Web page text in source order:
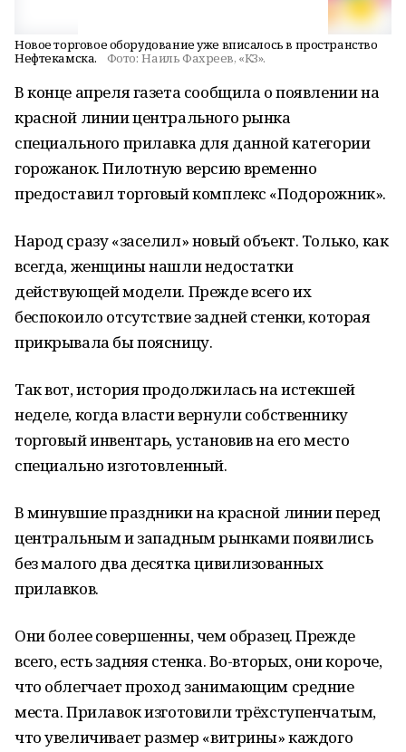
Новое торговое оборудование уже вписалось в пространство
Нефтекамска.
Фото: Наиль Фахреев, «КЗ».
В конце апреля газета сообщила о появлении на
красной линии центрального рынка
специального прилавка для данной категории
горожанок. Пилотную версию временно
предоставил торговый комплекс «Подорожник».
Народ сразу «заселил» новый объект. Только, как
всегда, женщины нашли недостатки
действующей модели. Прежде всего их
беспокоило отсутствие задней стенки, которая
прикрывала бы поясницу.
Так вот, история продолжилась на истекшей
неделе, когда власти вернули собственнику
торговый инвентарь, установив на его место
специально изготовленный.
В минувшие праздники на красной линии перед
центральным и западным рынками появились
без малого два десятка цивилизованных
прилавков.
Они более совершенны, чем образец. Прежде
всего, есть задняя стенка. Во-вторых, они короче,
что облегчает проход занимающим средние
места. Прилавок изготовили трёхступенчатым,
что увеличивает размер «витрины» каждого